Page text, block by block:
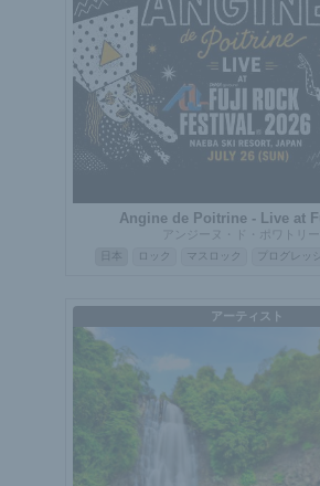
Angine de Poitrine - Live at
アンジーヌ・ド・ポワトリー
ロック マスロック プログレッ
アーティスト